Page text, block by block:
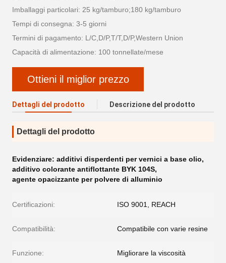
Imballaggi particolari: 25 kg/tamburo;180 kg/tamburo
Tempi di consegna: 3-5 giorni
Termini di pagamento: L/C,D/P,T/T,D/P,Western Union
Capacità di alimentazione: 100 tonnellate/mese
Ottieni il miglior prezzo
Dettagli del prodotto Descrizione del prodotto
Dettagli del prodotto
Evidenziare: additivi disperdenti per vernici a base olio,
additivo colorante antiflottante BYK 104S,
agente opacizzante per polvere di alluminio
Certificazioni: ISO 9001, REACH
Compatibilità: Compatibile con varie resine
Funzione: Migliorare la viscosità